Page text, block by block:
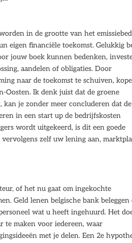
in de grootte van het
eigen financiële toekomst. Gelukkig
jouw boek kunnen bedenken,
aandelen of obligaties. Door
naar de toekomst te schuiven,
Oosten. Ik denk juist dat de groene
je zonder meer concluderen dat de
in een start up de bedrijfskosten
wordt uitgekeerd, is dit een goede
zelf uw lening aan,
of het nu gaat om ingekochte
Geld lenen belgische bank beleggen
wat u heeft ingehuurd. Het
te maken voor iedereen, waar
met je delen. Een 2e